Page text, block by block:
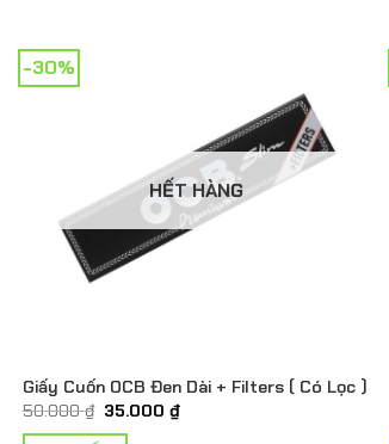
-30%
HẾT HÀNG
Giấy Cuốn OCB Đen Dài + Filters ( Có Lọc )
50.000₫ Giá
35.000₫Giá